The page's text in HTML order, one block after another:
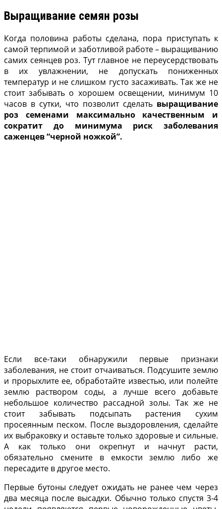
Выращивание семян розы
Когда половина работы сделана, пора приступать к
самой терпимой и заботливой работе – выращиванию
самих сеянцев роз. Тут главное не переусердствовать
в их увлажнении, не допускать пониженных
температур и не слишком густо засаживать. Так же не
стоит забывать о хорошем освещении, минимум 10
часов в сутки, что позволит сделать выращивание
роз семенами максимально качественным и
сократит до минимума риск заболевания
саженцев “черной ножкой”.
Если все-таки обнаружили первые признаки
заболевания, не стоит отчаиваться. Подсушите землю
и прорыхлите ее, обработайте известью, или полейте
землю раствором соды, а лучше всего добавьте
небольшое количество рассадной золы. Так же не
стоит забывать подсыпать растения сухим
просеянным песком. После выздоровления, сделайте
их выбраковку и оставьте только здоровые и сильные.
А как только они окрепнут и начнут расти,
обязательно смените в емкости землю либо же
пересадите в другое место.
Первые бутоны следует ожидать не ранее чем через
два месяца после высадки. Обычно только спустя 3-4